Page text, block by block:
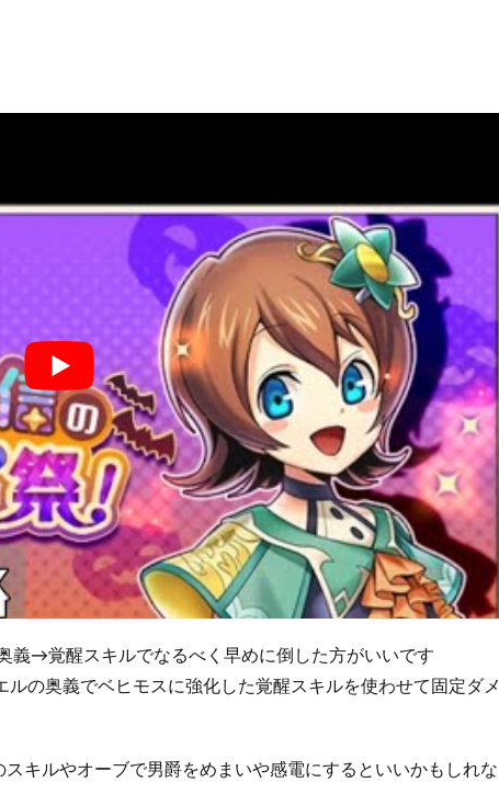
義→覚醒スキルでなるべく早めに倒した方がいいです
の奥義でベヒモスに強化した覚醒スキルを使わせて固定ダメ
キルやオーブで男爵をめまいや感電にするといいかもしれな